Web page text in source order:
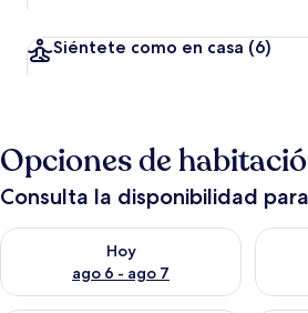
Siéntete como en casa (6)
Opciones de
Consulta la disponibilidad
Hoy
ago 6 - ago 7
Consulta la disponibilidad para hoy